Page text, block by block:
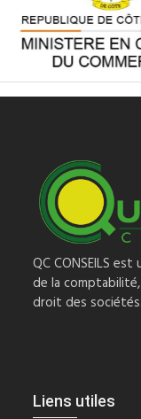
QC CONSEILS
de la
droit des sociétés.
Liens utiles